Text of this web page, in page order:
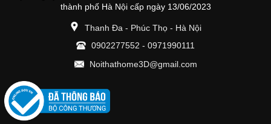
thành phố Hà Nội cấp ngày 13/06/2023
Thanh Đa - Phúc Thọ - Hà Nội
0902277552 - 0971990111
Noithathome3D@gmail.com